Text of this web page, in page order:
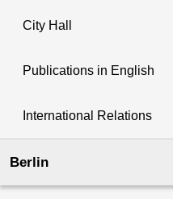
City Hall
Publications in English
International Relations
Berlin